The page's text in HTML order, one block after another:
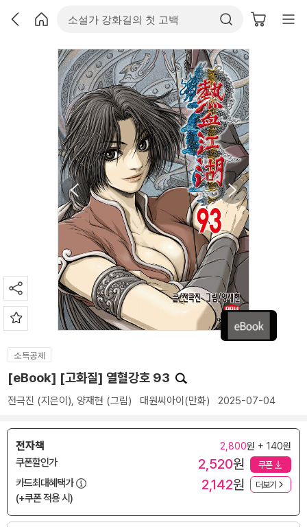
소득공제
[eBook] [고화질] 열혈강호 93
전극진 (지은이), 양재현 (그림) 대원씨아이(만화) 2025-07-04
전자책 2,800원 + 140원
쿠폰할인가 2,520원 쿠폰
카드최대혜택가
(+쿠폰 적용 시)
2,142원 더보기